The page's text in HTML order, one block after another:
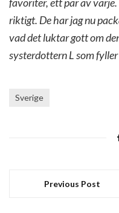
riktigt. De har jag nu
vad det luktar gott om
systerdottern L som
Sverige
Previous Post